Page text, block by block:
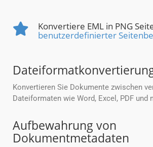
Konvertiere EML in PNG
benutzerdefinierter
Konvertieren Sie Dokumente zwischen
Dateiformaten wie Word, Excel, PDF und
Aufbewahrung von
Dokumentmetadaten